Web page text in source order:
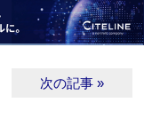
次の記事 »